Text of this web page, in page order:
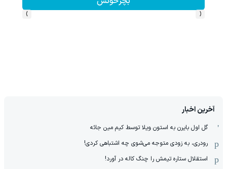
‹
›
آخرین اخبار
گل اول بایرن به استون ویلا توسط کیم مین جائه
رودری، به زودی متوجه می‌شوی چه اشتباهی کردی!
استقلال ستاره تیمش را چنگ کاله در آورد!